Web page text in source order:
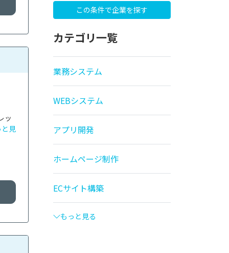
ッ
見
カテゴリ一覧
業務システム
WEBシステム
アプリ開発
ホームページ制作
ECサイト構築
もっと見る